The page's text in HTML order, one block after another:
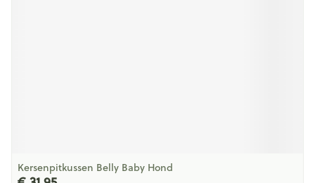
Kersenpitkussen Belly Baby Hond